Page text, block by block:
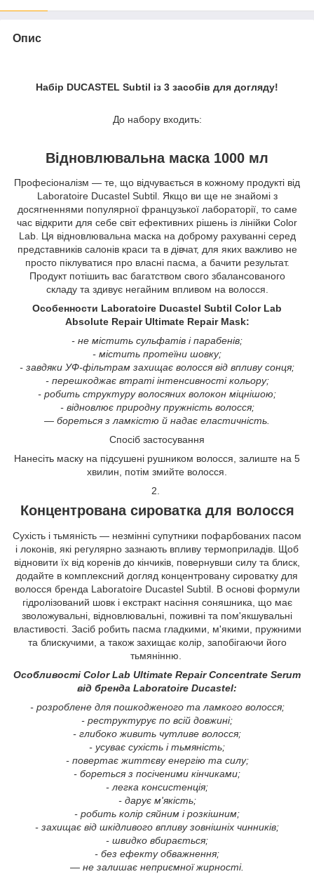
Опис
Набір DUCASTEL Subtil із 3 засобів для догляду!
До набору входить:
Відновлювальна маска 1000 мл
Професіоналізм — те, що відчувається в кожному продукті від
Laboratoire Ducastel Subtil. Якщо ви ще не знайомі з
досягненнями популярної французької лабораторії, то саме
час відкрити для себе світ ефективних рішень із лінійки Color
Lab. Ця відновлювальна маска на доброму рахуванні серед
представників салонів краси та в дівчат, для яких важливо не
просто піклуватися про власні пасма, а бачити результат.
Продукт потішить вас багатством свого збалансованого
складу та здивує негайним впливом на волосся.
Особенности Laboratoire Ducastel Subtil Color Lab
Absolute Repair Ultimate Repair Mask:
- не містить сульфатів і парабенів;
- містить протеїни шовку;
- завдяки УФ-фільтрам захищає волосся від впливу сонця;
- перешкоджає втраті інтенсивності кольору;
- робить структуру волосяних волокон міцнішою;
- відновлює природну пружність волосся;
— бореться з ламкістю й надає еластичність.
Спосіб застосування
Нанесіть маску на підсушені рушником волосся, залиште на 5
хвилин, потім змийте волосся.
2.
Концентрована сироватка для волосся
Сухість і тьмяність — незмінні супутники пофарбованих пасом
і локонів, які регулярно зазнають впливу термоприладів. Щоб
відновити їх від коренів до кінчиків, повернувши силу та блиск,
додайте в комплексний догляд концентровану сироватку для
волосся бренда Laboratoire Ducastel Subtil. В основі формули
гідролізований шовк і екстракт насіння соняшника, що має
зволожувальні, відновлювальні, поживні та пом'якшувальні
властивості. Засіб робить пасма гладкими, м'якими, пружними
та блискучими, а також захищає колір, запобігаючи його
тьмянінню.
Особливості Color Lab Ultimate Repair Concentrate Serum
від бренда Laboratoire Ducastel:
- розроблене для пошкодженого та ламкого волосся;
- реструктурує по всій довжині;
- глибоко живить чутливе волосся;
- усуває сухість і тьмяність;
- повертає життєву енергію та силу;
- бореться з посіченими кінчиками;
- легка консистенція;
- дарує м'якість;
- робить колір сяйним і розкішним;
- захищає від шкідливого впливу зовнішніх чинників;
- швидко вбирається;
- без ефекту обважнення;
— не залишає неприємної жирності.